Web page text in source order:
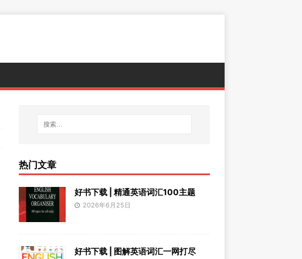
热门文章
好书下载 | 精通英语词汇100主题
2026年6月25日
好书下载 | 图解英语词汇一网打尽